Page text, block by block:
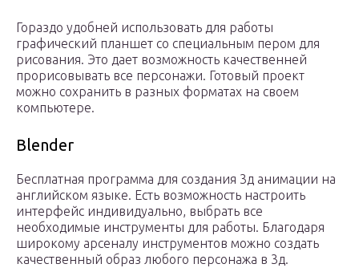
Гораздо удобней использовать для работы
графический планшет со специальным пером для
рисования. Это дает возможность качественней
прорисовывать все персонажи. Готовый проект
можно сохранить в разных форматах на своем
компьютере.
Blender
Бесплатная программа для создания 3д анимации на
английском языке. Есть возможность настроить
интерфейс индивидуально, выбрать все
необходимые инструменты для работы. Благодаря
широкому арсеналу инструментов можно создать
качественный образ любого персонажа в 3д.